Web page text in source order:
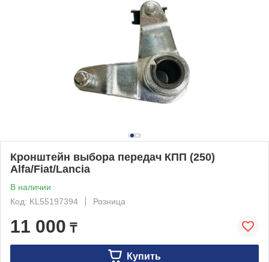
Кронштейн выбора передач КПП (250)
Alfa/Fiat/Lancia
В наличии
Код: KL55197394
Розница
11 000 ₸
Купить